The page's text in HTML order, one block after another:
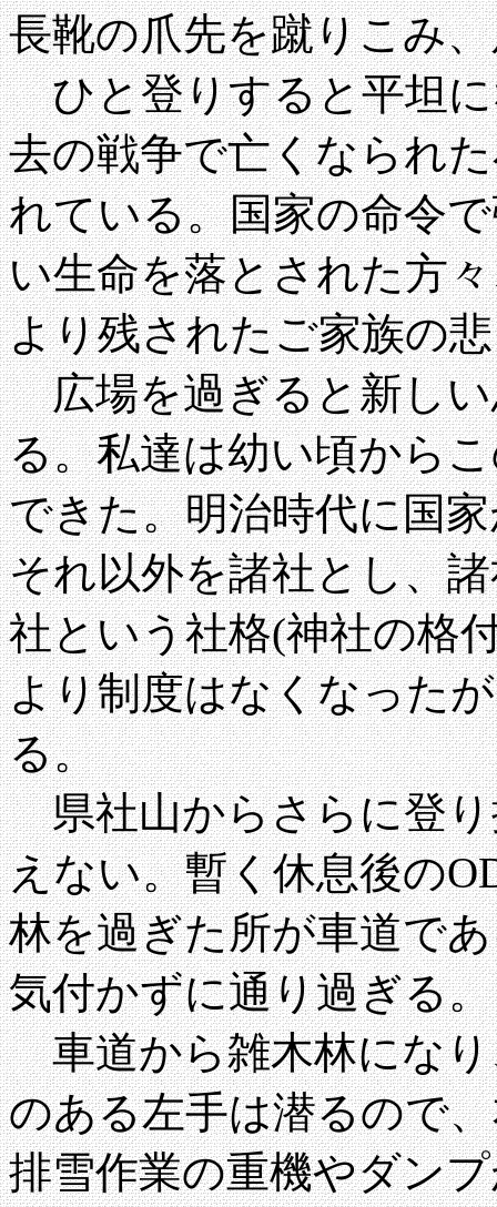
長靴の爪先を蹴りこみ
ひと登りすると平坦に
去の戦争で亡くなられ
れている。国家の命令
い生命を落とされた方
より残されたご家族の
広場を過ぎると新しい
る。私達は幼い頃から
できた。明治時代に国
それ以外を諸社とし、
社という社格(神社の格
より制度はなくなった
る。
県社山からさらに登り
えない。暫く休息後の
林を過ぎた所が車道で
気付かずに通り過ぎる。
車道から雑木林になり
のある左手は潜るので
排雪作業の重機やダン